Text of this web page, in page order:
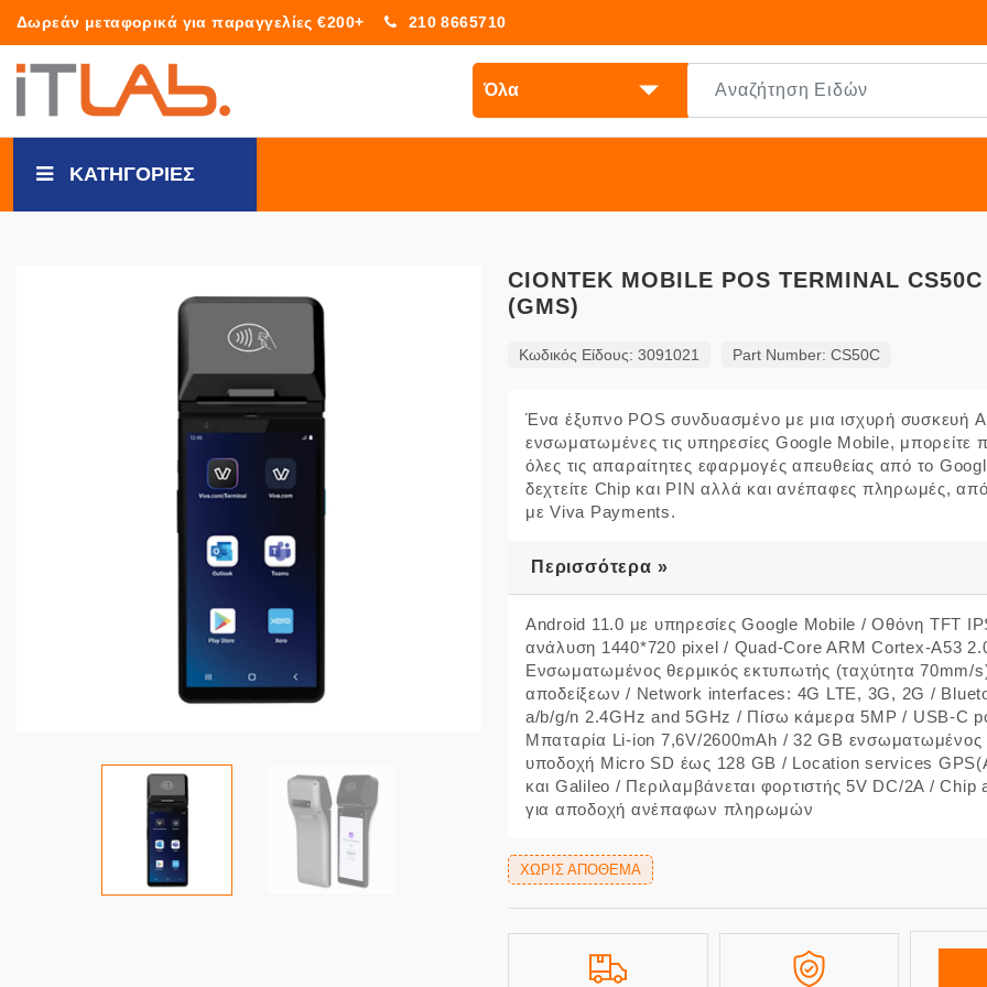
Δωρεάν μεταφορικά για παραγγελίες €200+ 210 8665710
ΚΑΤΗΓΟΡΙΕΣ
CIONTEK MOBILE POS TERMINAL
(GMS)
Κωδικός Είδους: 3091021 Part Number: CS50C
Ένα έξυπνο POS συνδυασμένο με μια ισχυρή συσκευή
ενσωματωμένες τις υπηρεσίες Google Mobile, μπορείτε
όλες τις απαραίτητες εφαρμογές απευθείας από το
δεχτείτε Chip και PIN αλλά και ανέπαφες πληρωμές,
με Viva Payments.
Περισσότερα »
Android 11.0 με υπηρεσίες Google Mobile / Οθόνη TFT
ανάλυση 1440*720 pixel / Quad-Core ARM Cortex-A53
Ενσωματωμένος θερμικός εκτυπωτής (ταχύτητα 70mm/
αποδείξεων / Network interfaces: 4G LTE, 3G, 2G /
a/b/g/n 2.4GHz and 5GHz / Πίσω κάμερα 5MP / USB-C
Μπαταρία Li-ion 7,6V/2600mAh / 32 GB ενσωματωμένος
υποδοχή Micro SD έως 128 GB / Location services
και Galileo / Περιλαμβάνεται φορτιστής 5V DC/2A /
για αποδοχή ανέπαφων πληρωμών
ΧΩΡΊΣ ΑΠΌΘΕΜΑ